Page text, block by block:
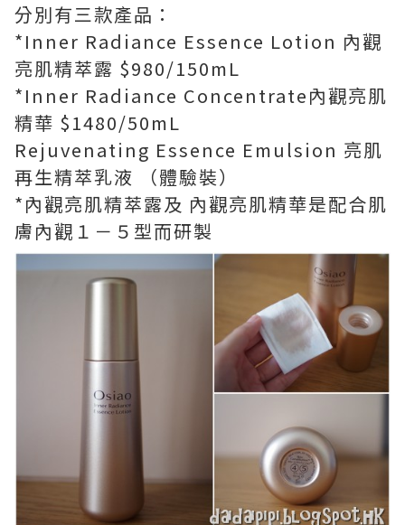
分別有三款產品：
*Inner Radiance Essence Lotion 內觀
亮肌精萃露 $980/150mL
*Inner Radiance Concentrate內觀亮肌
精華 $1480/50mL
Rejuvenating Essence Emulsion 亮肌
再生精萃乳液 （體驗裝）
*內觀亮肌精萃露及 內觀亮肌精華是配合肌
膚內觀１－５型而研製